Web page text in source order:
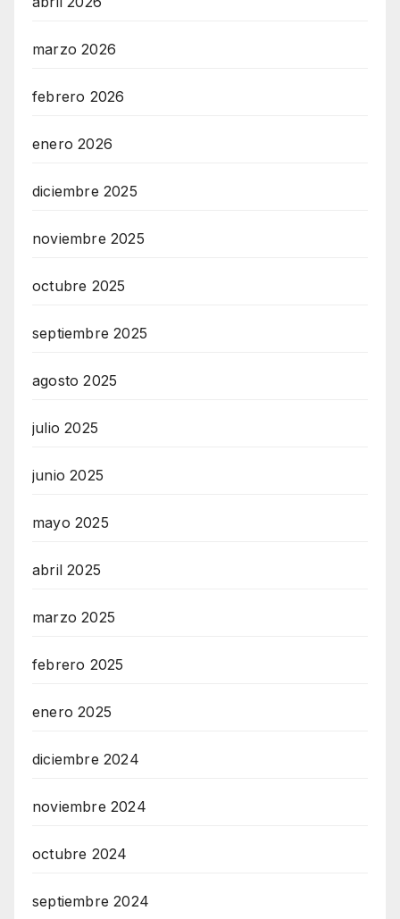
marzo 2026
febrero 2026
enero 2026
diciembre 2025
noviembre 2025
octubre 2025
septiembre 2025
agosto 2025
julio 2025
junio 2025
mayo 2025
abril 2025
marzo 2025
febrero 2025
enero 2025
diciembre 2024
noviembre 2024
octubre 2024
septiembre 2024